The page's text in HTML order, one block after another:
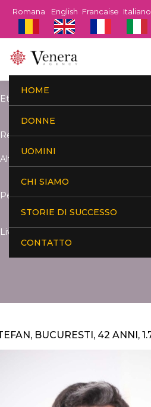
Italiano
Francaise
English
Romana
HOME
DONNE
UOMINI
CHI SIAMO
STORIE DI SUCCESSO
CONTATTO
Età:
Residenza:
Altezza:
Peso:
Livello di studi:
BUCURESTI, 42 ANNI,